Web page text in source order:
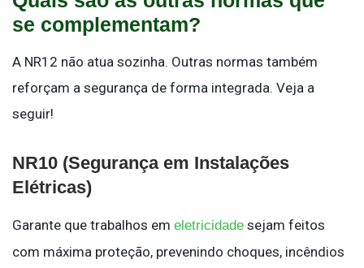
se complementam?
A NR12 não atua sozinha. Outras normas também
reforçam a segurança de forma integrada. Veja a
seguir!
NR10 (Segurança em Instalações
Elétricas)
Garante que trabalhos em eletricidade sejam feitos
com máxima proteção, prevenindo choques, incêndios